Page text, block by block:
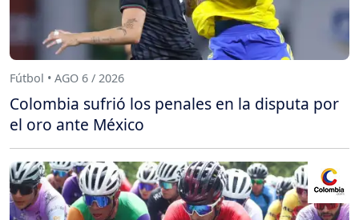
Fútbol • AGO 6 / 2026
Colombia sufrió los penales en la disputa por
el oro ante México